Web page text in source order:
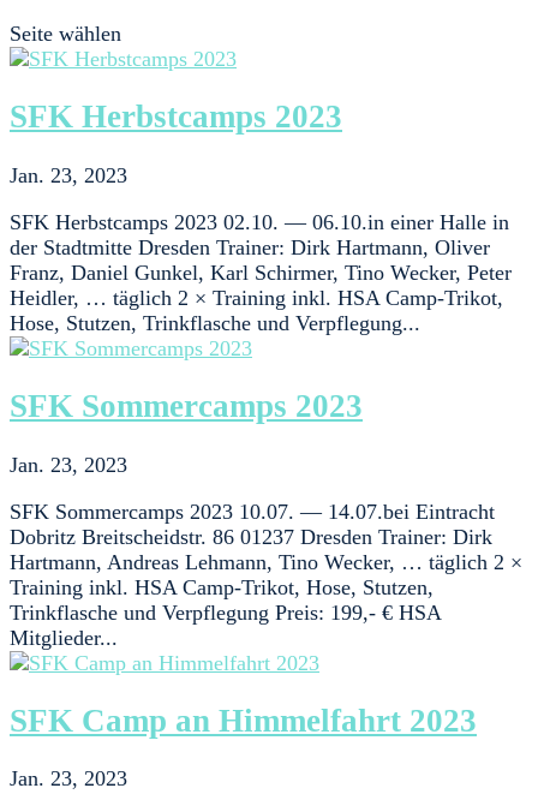
Seite wählen
SFK Herbstcamps 2023
Jan. 23, 2023
SFK Herbstcamps 2023 02.10. — 06.10.in einer Halle in
der Stadtmitte Dresden Trainer: Dirk Hartmann, Oliver
Franz, Daniel Gunkel, Karl Schirmer, Tino Wecker, Peter
Heidler, … täglich 2 × Training inkl. HSA Camp-Trikot,
Hose, Stutzen, Trinkflasche und Verpflegung...
SFK Sommercamps 2023
Jan. 23, 2023
SFK Sommercamps 2023 10.07. — 14.07.bei Eintracht
Dobritz Breitscheidstr. 86 01237 Dresden Trainer: Dirk
Hartmann, Andreas Lehmann, Tino Wecker, … täglich 2 ×
Training inkl. HSA Camp-Trikot, Hose, Stutzen,
Trinkflasche und Verpflegung Preis: 199,- € HSA
Mitglieder...
SFK Camp an Himmelfahrt 2023
Jan. 23, 2023